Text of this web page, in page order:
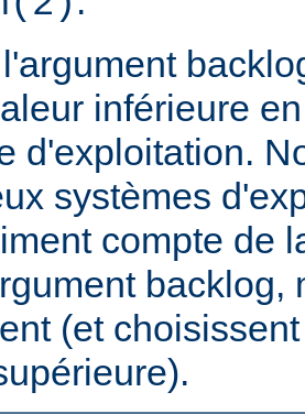
inférieure
d'exploitation.
systèmes
compte de
backlog,
(et